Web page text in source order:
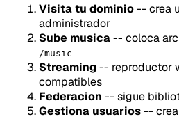
Visita tu dominio-- crea
administrador
Sube musica-- coloca
/music
Streaming-- reproductor
compatibles
Federacion -- sigue
Gestiona usuarios--